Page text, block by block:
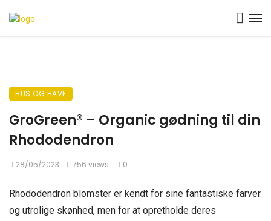
HUS OG HAVE
GroGreen® – Organic gødning til din
Rhododendron
28/05/2023 756 views 0
Rhododendron blomster er kendt for sine fantastiske farver
og utrolige skønhed, men for at opretholde deres